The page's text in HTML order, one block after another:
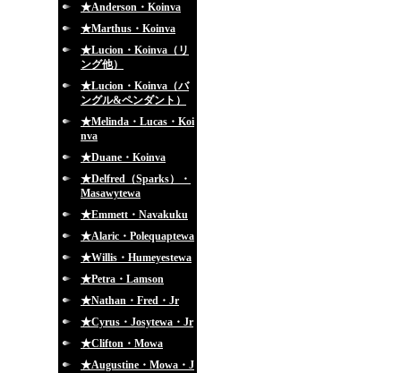
★Anderson・Koinva
★Marthus・Koinva
★Lucion・Koinva（リ
ング他）
★Lucion・Koinva（バ
ングル&ペンダント）
★Melinda・Lucas・Koi
nva
★Duane・Koinva
★Delfred（Sparks）・
Masawytewa
★Emmett・Navakuku
★Alaric・Polequaptewa
★Willis・Humeyestewa
★Petra・Lamson
★Nathan・Fred・Jr
★Cyrus・Josytewa・Jr
★Clifton・Mowa
★Augustine・Mowa・J